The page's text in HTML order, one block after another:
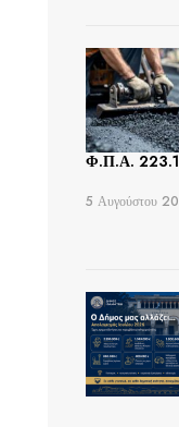
Φ.Π.Α.
5 Αυγούστου